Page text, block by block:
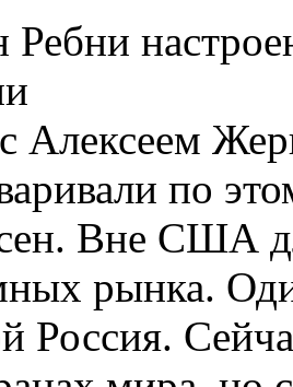
Ребни
Алексеем
по
Вне США
рынка.
Россия.